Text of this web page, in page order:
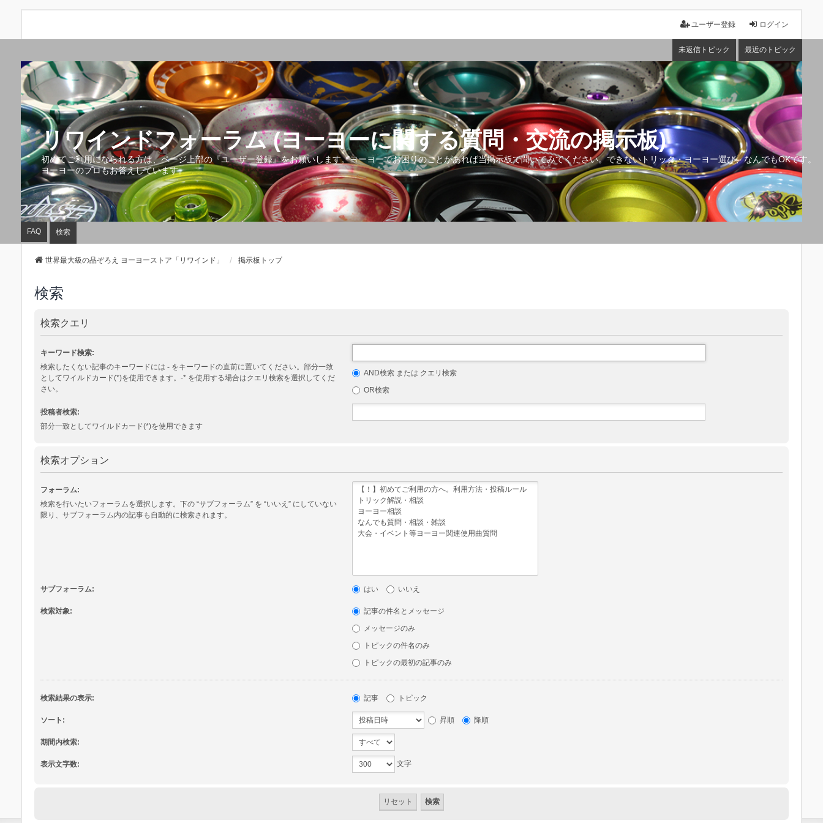
ログイン
ユーザー登録
未返信トピック 最近のトピック
リワインドフォーラム (ヨーヨーに関する質問・交流の掲示板)
初めてご利用になられる方は、ページ上部の『ユーザー登録』をお願いします。ヨーヨーでお困りのことがあれば当掲示板で聞いてみてください。できないトリック・ヨーヨー選び、なんでもOKです。
ヨーヨーのプロもお答えしています。
FAQ 検索
世界最大級の品ぞろえ ヨーヨーストア「リワインド」 掲示板トップ
検索
検索クエリ
キーワード検索:
検索したくない記事のキーワードには -をキーワードの直前に置いてください。部分一致
としてワイルドカード(*)を使用できます。-* を使用する場合はクエリ検索を選択してくだ
さい。
AND検索 または クエリ検索
OR検索
投稿者検索:
部分一致としてワイルドカード(*)を使用できます
検索オプション
フォーラム:
検索を行いたいフォーラムを選択します。下の “サブフォーラム” を “いいえ” にしていない
限り、サブフォーラム内の記事も自動的に検索されます。
サブフォーラム: はい いいえ
検索対象:
記事の件名とメッセージ
メッセージのみ
トピックの件名のみ
トピックの最初の記事のみ
検索結果の表示: 記事 トピック
ソート: 昇順 降順
期間内検索:
表示文字数: 文字